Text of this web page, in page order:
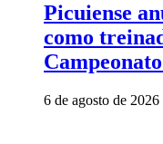
Picuiense
como
6 de agosto de 2026